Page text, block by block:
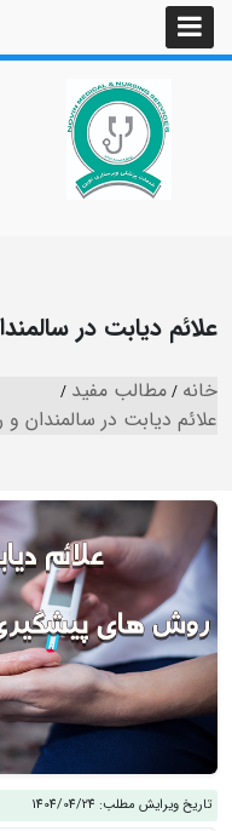
علائم دیابت در
خانه مطالب مفید
علائم دیابت در سالمندان
تاریخ ویرایش مطلب: 1404/04/24